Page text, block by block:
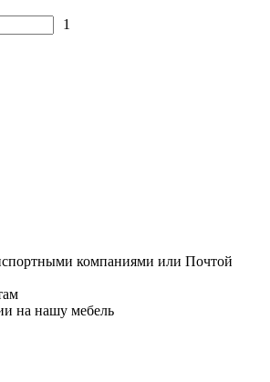
1
компаниями или Почтой
на нашу мебель